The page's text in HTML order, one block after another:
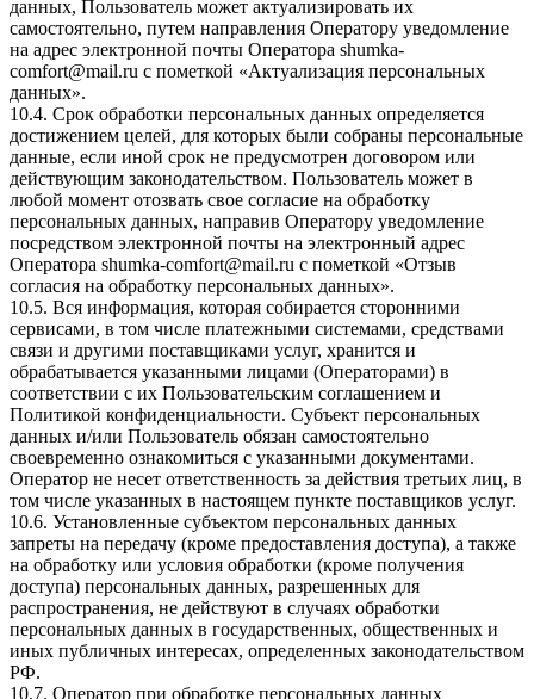
данных, Пользователь может актуализировать их
самостоятельно, путем направления Оператору уведомление
на адрес электронной почты Оператора shumka-
comfort@mail.ru с пометкой «Актуализация персональных
данных».
10.4. Срок обработки персональных данных определяется
достижением целей, для которых были собраны персональные
данные, если иной срок не предусмотрен договором или
действующим законодательством. Пользователь может в
любой момент отозвать свое согласие на обработку
персональных данных, направив Оператору уведомление
посредством электронной почты на электронный адрес
Оператора shumka-comfort@mail.ru с пометкой «Отзыв
согласия на обработку персональных данных».
10.5. Вся информация, которая собирается сторонними
сервисами, в том числе платежными системами, средствами
связи и другими поставщиками услуг, хранится и
обрабатывается указанными лицами (Операторами) в
соответствии с их Пользовательским соглашением и
Политикой конфиденциальности. Субъект персональных
данных и/или Пользователь обязан самостоятельно
своевременно ознакомиться с указанными документами.
Оператор не несет ответственность за действия третьих лиц, в
том числе указанных в настоящем пункте поставщиков услуг.
10.6. Установленные субъектом персональных данных
запреты на передачу (кроме предоставления доступа), а также
на обработку или условия обработки (кроме получения
доступа) персональных данных, разрешенных для
распространения, не действуют в случаях обработки
персональных данных в государственных, общественных и
иных публичных интересах, определенных законодательством
РФ.
10.7. Оператор при обработке персональных данных